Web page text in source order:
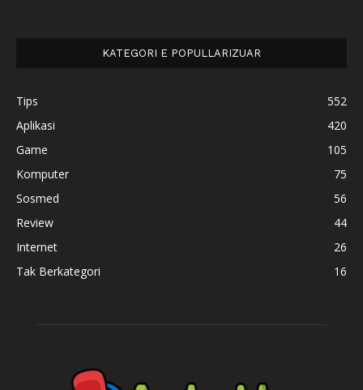
KATEGORI E POPULLARIZUAR
Tips
552
Aplikasi
420
Game
105
Komputer
75
Sosmed
56
Review
44
Internet
26
Tak Berkategori
16